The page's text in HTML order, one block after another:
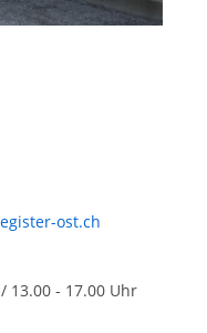
ost.ch
13.00 - 17.00 Uhr